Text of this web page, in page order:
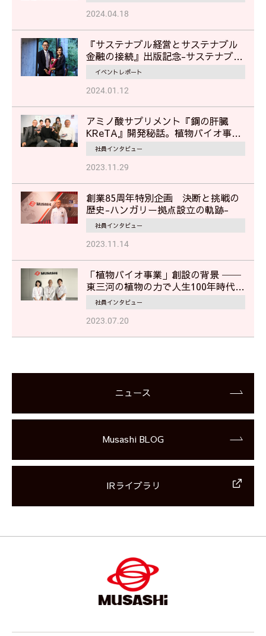
2024.04.18
『サステナブル経営とサステナブル
金融の接続』出版記念-サステナブル
経営に見るムサシの挑戦-
イベントレポート
2024.01.12
アミノ酸サプリメント『鋼の肝臓
KReTA』開発秘話。植物バイオ事業
部担当者が語る"挑戦"のストーリー
社員インタビュー
2023.11.29
創業85周年特別企画 決断と挑戦の
歴史-ハンガリー拠点設立の軌跡-
社員インタビュー
2023.11.14
「植物バイオ事業」創設の背景 ──
東三河の植物の力で人生100年時代を
美しく、健やかに
社員インタビュー
2023.07.20
ニュース
Musashi BLOG
IRライブラリ